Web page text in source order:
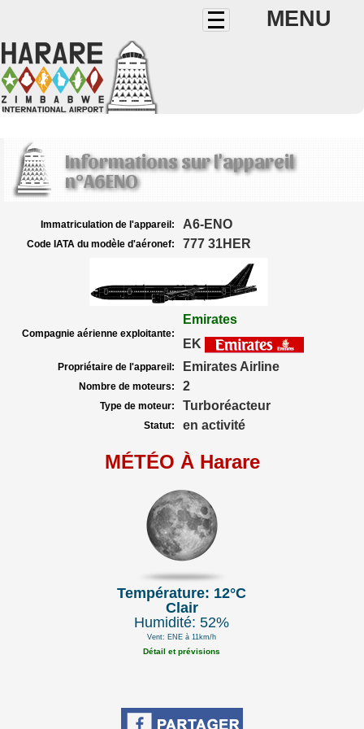
MENU
Informations sur l'appareil
n°A6ENO
Immatriculation de l'appareil: A6-ENO
Code IATA du modèle d'aéronef: 777 31HER
Compagnie aérienne exploitante:
Emirates
EK
Propriétaire de l'appareil: Emirates Airline
Nombre de moteurs: 2
Type de moteur: Turboréacteur
Statut: en activité
MÉTÉO À Harare
Température: 12°C
Clair
Humidité: 52%
Vent: ENE à 11km/h
Détail et prévisions